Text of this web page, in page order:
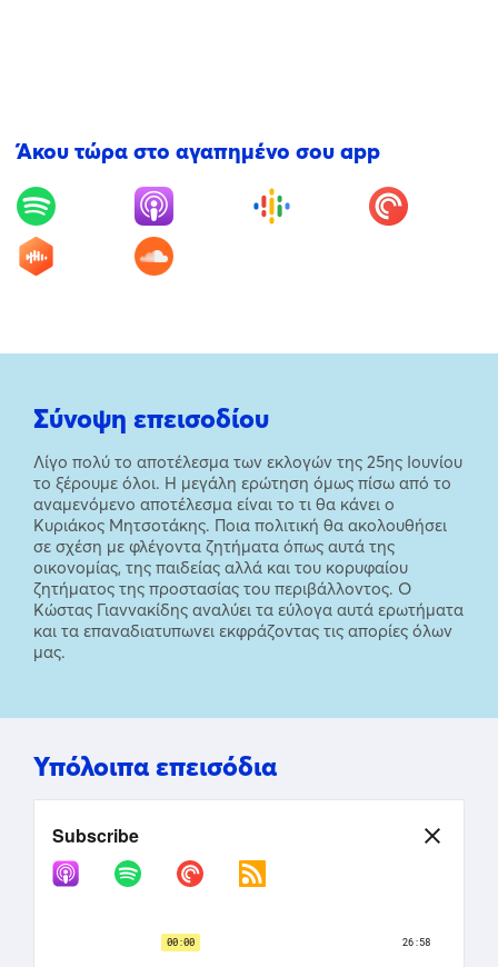
Άκου τώρα στο αγαπημένο σου app
Σύνοψη επεισοδίου
Λίγο πολύ το αποτέλεσμα των εκλογών της 25ης Ιουνίου
το ξέρουμε όλοι. Η μεγάλη ερώτηση όμως πίσω από το
αναμενόμενο αποτέλεσμα είναι το τι θα κάνει ο
Κυριάκος Μητσοτάκης. Ποια πολιτική θα ακολουθήσει
σε σχέση με φλέγοντα ζητήματα όπως αυτά της
οικονομίας, της παιδείας αλλά και του κορυφαίου
ζητήματος της προστασίας του περιβάλλοντος. Ο
Κώστας Γιαννακίδης αναλύει τα εύλογα αυτά ερωτήματα
και τα επαναδιατυπωνει εκφράζοντας τις απορίες όλων
μας.
Υπόλοιπα επεισόδια